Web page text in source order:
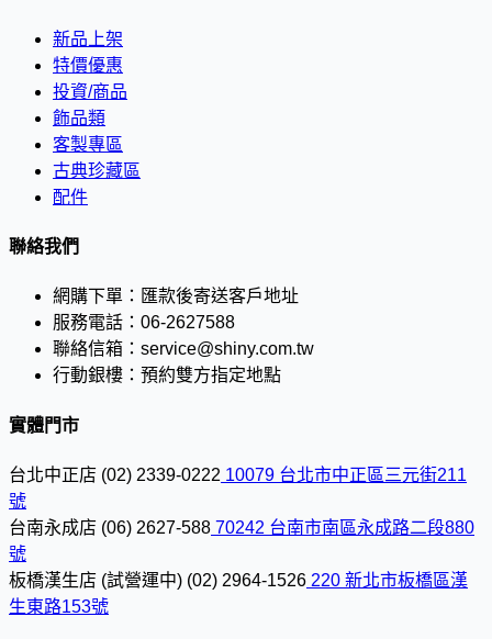
新品上架
特價優惠
投資/商品
飾品類
客製專區
古典珍藏區
配件
聯絡我們
網購下單： 匯款後寄送客戶地址
服務電話： 06-2627588
聯絡信箱： service@shiny.com.tw
行動銀樓： 預約雙方指定地點
實體門市
台北中正店 (02) 2339-0222 10079 台北市中正區三元街211
號
台南永成店 (06) 2627-588 70242 台南市南區永成路二段880
號
板橋漢生店 (試營運中) (02) 2964-1526 220 新北市板橋區漢
生東路153號